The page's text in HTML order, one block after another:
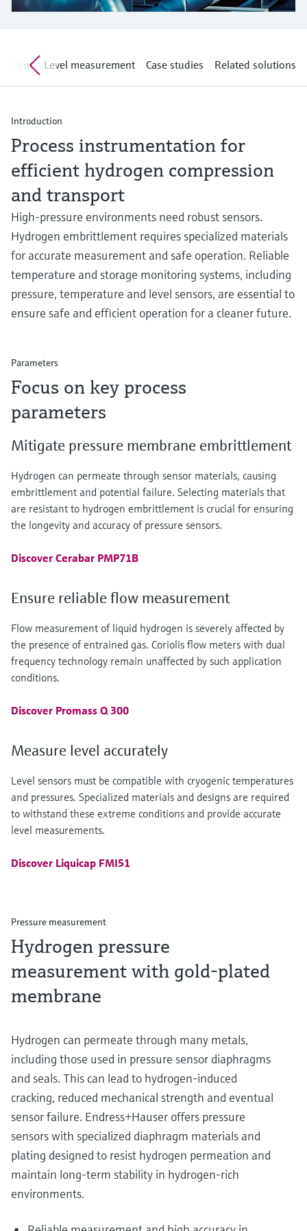
Device Viewer
Spare parts finder
Find spare parts by product root, order code,
Level measurement with pressure
Alles winkelen
Level measurement Case studies Related solutions
Introduction
Process instrumentation for
efficient hydrogen compression
and transport
High-pressure environments need robust sensors.
Hydrogen embrittlement requires specialized materials
for accurate measurement and safe operation. Reliable
temperature and storage monitoring systems, including
pressure, temperature and level sensors, are essential to
ensure safe and efficient operation for a cleaner future.
Parameters
Focus on key process
parameters
Mitigate pressure membrane embrittlement
Hydrogen can permeate through sensor materials, causing
embrittlement and potential failure. Selecting materials that
are resistant to hydrogen embrittlement is crucial for ensuring
the longevity and accuracy of pressure sensors.
Discover Cerabar PMP71B
Ensure reliable flow measurement
Flow measurement of liquid hydrogen is severely affected by
the presence of entrained gas. Coriolis flow meters with dual
frequency technology remain unaffected by such application
conditions.
Discover Promass Q 300
Measure level accurately
Level sensors must be compatible with cryogenic temperatures
and pressures. Specialized materials and designs are required
to withstand these extreme conditions and provide accurate
level measurements.
Discover Liquicap FMI51
Pressure measurement
Hydrogen pressure
measurement with gold-plated
membrane
Hydrogen can permeate through many metals,
including those used in pressure sensor diaphragms
and seals. This can lead to hydrogen-induced
cracking, reduced mechanical strength and eventual
sensor failure. Endress+Hauser offers pressure
sensors with specialized diaphragm materials and
plating designed to resist hydrogen permeation and
maintain long-term stability in hydrogen-rich
environments.